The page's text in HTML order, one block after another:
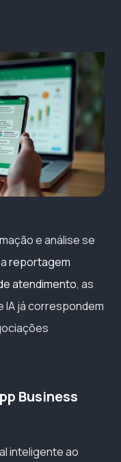
e análise se
reportagem
atendimento, as
IA já correspondem
Business
inteligente ao